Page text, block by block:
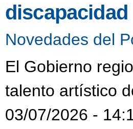
discapacidad
Novedades del
El Gobierno
talento artístico
03/07/2026 -